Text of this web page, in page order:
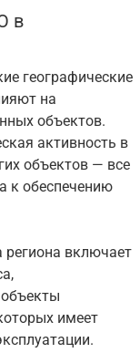
в
географические
на
объектов.
активность в
объектов — все
к обеспечению
включает
имеет